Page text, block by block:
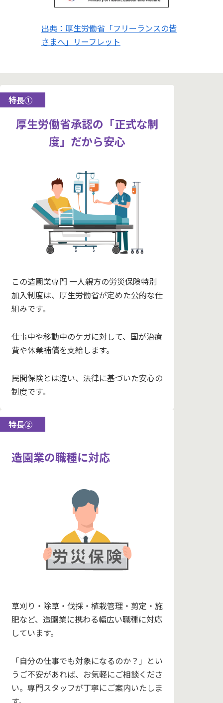
出典：厚生労働省「フリーランスの皆
さまへ」リーフレット
特長①
厚生労働省承認の「正式な制
度」だから安心
この造園業専門 一人親方の労災保険特別
加入制度は、厚生労働省が定めた公的な仕
組みです。
仕事中や移動中のケガに対して、国が治療
費や休業補償を支給します。
民間保険とは違い、法律に基づいた安心の
制度です。
特長②
造園業の職種に対応
草刈り・除草・伐採・植栽管理・剪定・施
肥など、造園業に携わる幅広い職種に対応
しています。
「自分の仕事でも対象になるのか？」とい
うご不安があれば、お気軽にご相談くださ
い。専門スタッフが丁寧にご案内いたしま